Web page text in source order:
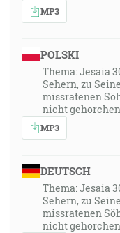
MP3
POLSKI
Thema: Jesaia
Sehern, zu
missratenen
nicht
MP3
DEUTSCH
Thema: Jesaia
Sehern, zu
missratenen
nicht